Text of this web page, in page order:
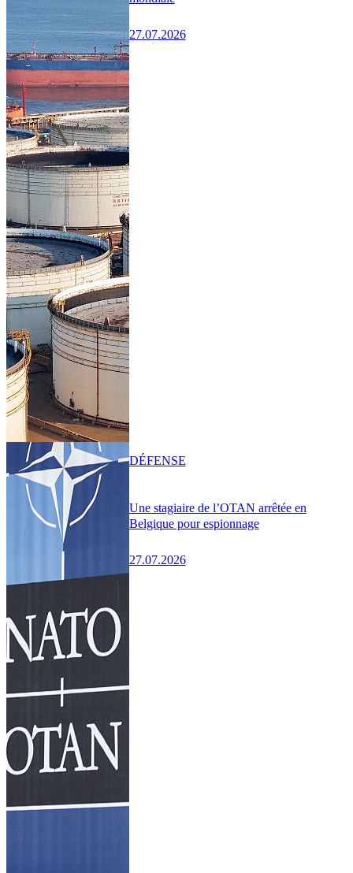
27.07.2026
Une stagiaire de l’OTAN arrêtée en
Belgique pour espionnage
27.07.2026
DÉFENSE